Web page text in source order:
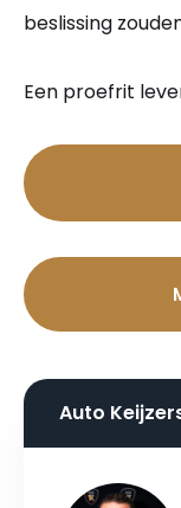
beslissing
Een proefrit
Auto